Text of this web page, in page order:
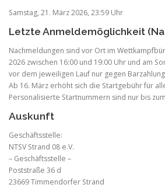
Samstag, 21. März 2026, 23:59 Uhr
Letzte Anmeldemöglichkeit
Nachmeldungen sind vor Ort im
2026 zwischen 16:00 und 19:00 Uhr und am
vor dem jeweiligen Lauf nur gegen
Ab 16. März erhöht sich die Startgebühr für
Personalisierte Startnummern sind nur bis
Auskunft
Geschäftsstelle:
NTSV Strand 08 e.V.
– Geschäftsstelle –
Poststraße 36 d
23669 Timmendorfer Strand